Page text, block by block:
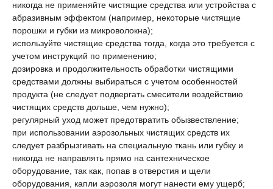
никогда не применяйте чистящие средства или устройства с
абразивным эффектом (например, некоторые чистящие
порошки и губки из микроволокна);
используйте чистящие средства тогда, когда это требуется с
учетом инструкций по применению;
дозировка и продолжительность обработки чистящими
средствами должны выбираться с учетом особенностей
продукта (не следует подвергать смесители воздействию
чистящих средств дольше, чем нужно);
регулярный уход может предотвратить обызвествление;
при использовании аэрозольных чистящих средств их
следует разбрызгивать на специальную ткань или губку и
никогда не направлять прямо на сантехническое
оборудование, так как, попав в отверстия и щели
оборудования, капли аэрозоля могут нанести ему ущерб;